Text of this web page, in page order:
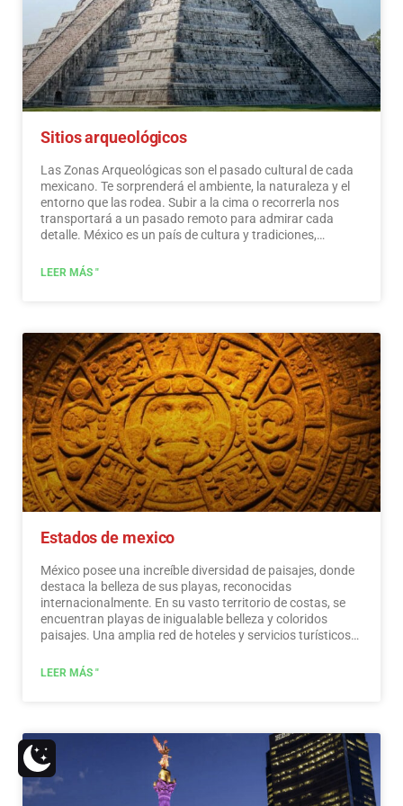
mundialmente. ¡No te pierdas una ruta de compras!Leer
más
Sitios arqueológicos
Las Zonas Arqueológicas son el pasado cultural de cada
mexicano. Te sorprenderá el ambiente, la naturaleza y el
entorno que las rodea. Subir a la cima o recorrerla nos
transportará a un pasado remoto para admirar cada
detalle. México es un país de cultura y tradiciones,
prehispánicos de este vasto territorio. Si bien es cierto que
...Leer más
LEER MÁS "
Estados de mexico
México posee una increíble diversidad de paisajes, donde
destaca la belleza de sus playas, reconocidas
internacionalmente. En su vasto territorio de costas, se
encuentran playas de inigualable belleza y coloridos
paisajes. Una amplia red de hoteles y servicios turísticos
estas playas. México también es un lugar místico,
como faros en un océano de belleza natural. Ofrecen a los
visitantes edificios que cuentan su historia y museos que
recogen su patrimonio cultural. Y que mantienen vivas
tradiciones ancestrales, en ceremonias y festivales, donde
se puede disfrutar de actividades culturales y de
LEER MÁS "